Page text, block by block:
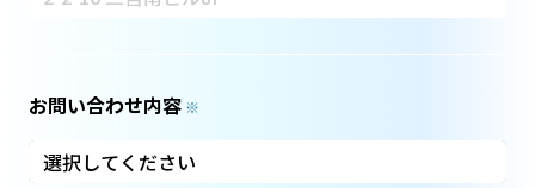
お問い合わせ内容 ※